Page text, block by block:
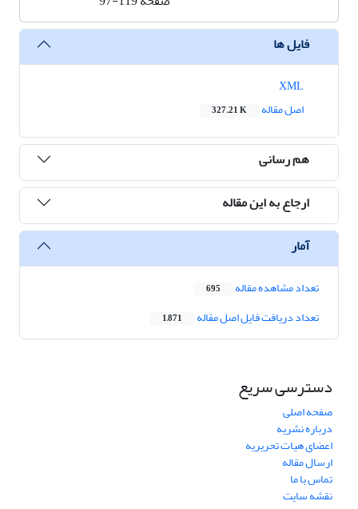
فایل ها
اصل مقاله
327.21 K
هم رسانی
ارجاع به این مقاله
آمار
تعداد مشاهده مقاله 695
تعداد دریافت فایل اصل مقاله 1,871
دسترسی سریع
صفحه اصلی
درباره نشریه
اعضای هیات تحریریه
ارسال مقاله
تماس با ما
نقشه سایت